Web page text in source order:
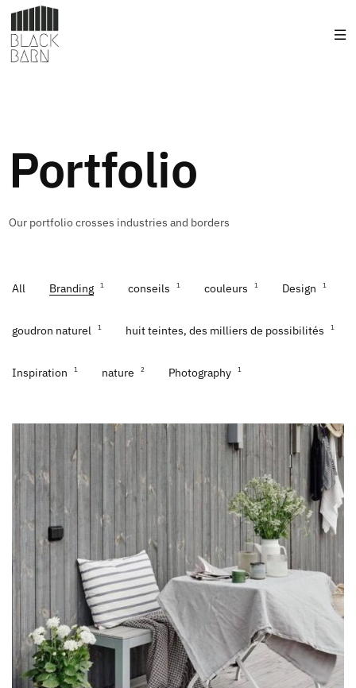
Portfolio
Our portfolio crosses industries and borders
All Branding 1 conseils 1 couleurs 1 Design 1
goudron naturel 1 huit teintes, des milliers de possibilités 1
Inspiration 1 nature 2 Photography 1